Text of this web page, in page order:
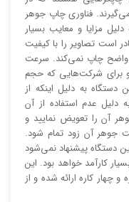
فناوری چاپ جوهر
امروزه به دلیل مزایا و معایب بسیار
است تصاویر را با کیفیت
واضح چاپ نمی‌کند. سرعت
و برای شرکت‌هایی که حجم
به دلیل اینکه از
عدم استفاده از آن
آن را تعویض نمایید و
آن زود تمام شود.
دستگاه پیشنهاد نمی‌شود
کارآمد خواهد بود. این
چهار کاره ارائه شده و از